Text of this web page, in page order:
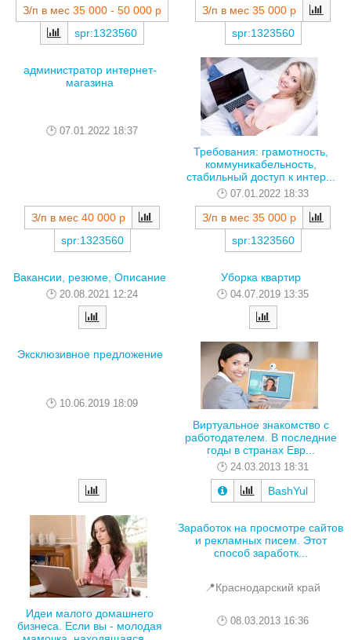
З/п в мес 35 000 - 50 000 р
spr:1323560
З/п в мес 35 000 р
spr:1323560
администратор интернет-
магазина
07.01.2022 18:37
З/п в мес 40 000 р
spr:1323560
Требования: грамотность,
коммуникабельность,
стабильный доступ к интер...
07.01.2022 18:33
З/п в мес 35 000 р
spr:1323560
Вакансии, резюме, Описание
20.08.2021 12:24
Уборка квартир
04.07.2019 13:35
Эксклюзивное предложение
10.06.2019 18:09
Виртуальное знакомство с
работодателем. В последние
годы в странах Евр...
24.03.2013 18:31
BashYul
Идеи малого домашнего
бизнеса. Если вы - молодая
Заработок на просмотре сайтов
и рекламных писем. Этот
способ заработк...
📍Краснодарский край
08.03.2013 16:36